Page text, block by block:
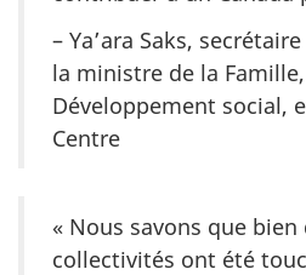
– Ya’ara Saks,
la ministre de la
Développement social,
Centre
« Nous savons que
collectivités ont été